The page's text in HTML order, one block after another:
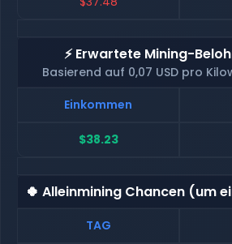
⚡ Erwartete Mining-
Basierend auf 0,07 USD pro
Einkommen
$38.23
🍀 Alleinmining Chancen (um
TAG